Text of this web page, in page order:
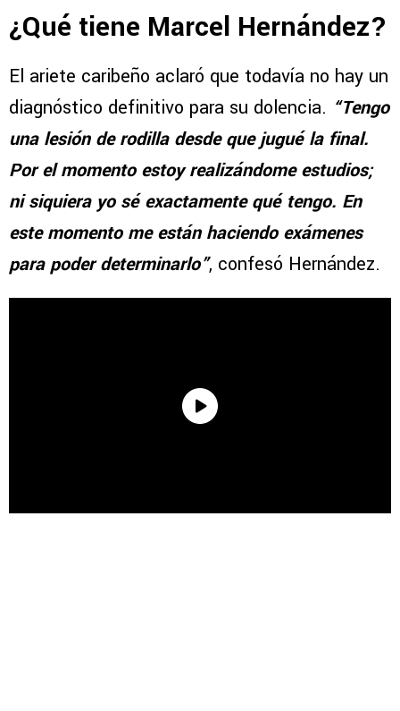
¿Qué tiene Marcel Hernández?
El ariete caribeño aclaró que todavía no hay un
diagnóstico definitivo para su dolencia. “Tengo
una lesión de rodilla desde que jugué la final.
Por el momento estoy realizándome estudios;
ni siquiera yo sé exactamente qué tengo. En
este momento me están haciendo exámenes
para poder determinarlo”, confesó Hernández.